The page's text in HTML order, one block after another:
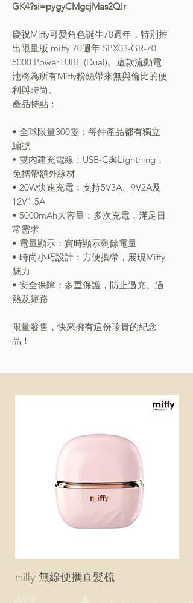
GK4?si=pygyCMgcjMas2Qlr
慶祝Miffy可愛角色誕生70週年，特別推
出限量版 miffy 70週年 SPX03-GR-70
5000 PowerTUBE (Dual)。這款流動電
池將為所有Miffy粉絲帶來無與倫比的便
利與時尚。
產品特點：
• 全球限量300隻：每件產品都有獨立
編號
• 雙內建充電線：USB-C與Lightning，
免攜帶額外線材
• 20W快速充電：支持5V3A、9V2A及
12V1.5A
• 5000mAh大容量：多次充電，滿足日
常需求
• 電量顯示：實時顯示剩餘電量
• 時尚小巧設計：方便攜帶，展現Miffy
魅力
• 安全保障：多重保護，防止過充、過
熱及短路
限量發售，快來擁有這份珍貴的紀念
品！
miffy 無線便攜直髮梳